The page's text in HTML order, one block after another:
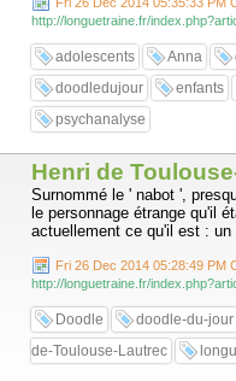
http://longuetraine.fr/
adolescents Anna
doodledujour
enfants
psychanalyse
Henri de
Surnommé le ' nabot ',
le personnage étrange qu'il
actuellement ce qu'il est :
Fri 26 Dec 2014 05:28:49 PM
http://longuetraine.fr/
Doodle doodle-du-jour
de-Toulouse-Lautrec